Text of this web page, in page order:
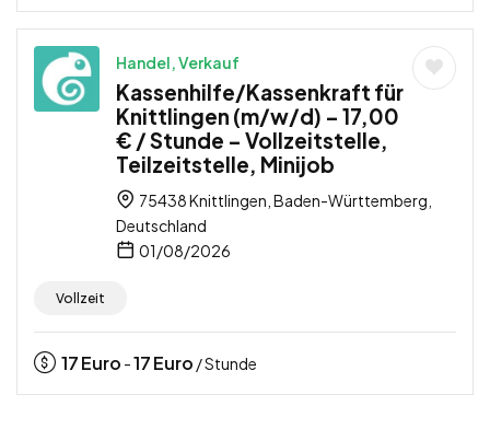
Handel, Verkauf
Kassenhilfe/Kassenkraft für
Knittlingen (m/w/d) – 17,00
€ / Stunde – Vollzeitstelle,
Teilzeitstelle, Minijob
75438 Knittlingen, Baden-Württemberg,
Deutschland
01/08/2026
Vollzeit
17Euro -17Euro / Stunde